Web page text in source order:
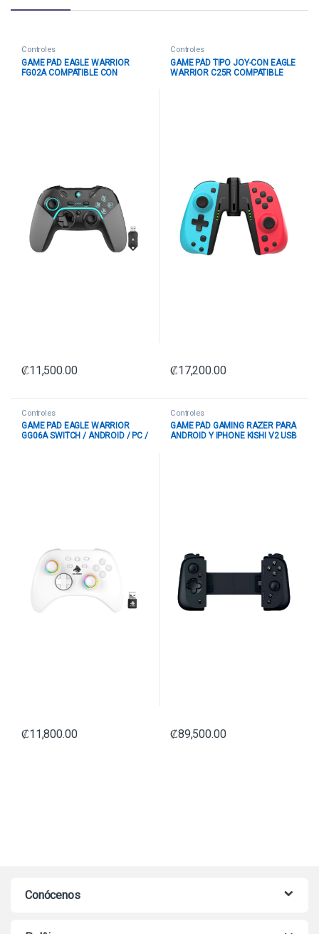
Controles
GAME PAD EAGLE WARRIOR
FG02A COMPATIBLE CON
₡11,500.00
Controles
GAME PAD TIPO JOY-CON EAGLE
WARRIOR C25R COMPATIBLE
₡17,200.00
Controles
GAME PAD EAGLE WARRIOR
GG06A SWITCH / ANDROID / PC /
₡11,800.00
Controles
GAME PAD GAMING RAZER PARA
ANDROID Y IPHONE KISHI V2 USB
₡89,500.00
Conócenos